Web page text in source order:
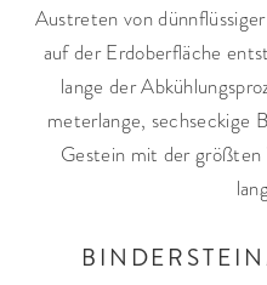
Austreten von
auf der Erdoberfläche
lange der
meterlange, sechseckige
Gestein mit der